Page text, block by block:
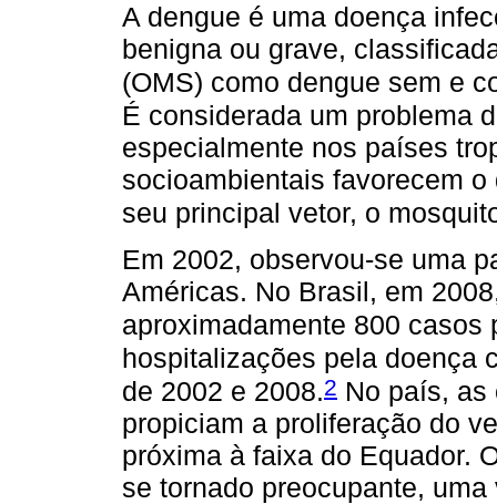
A dengue é uma doença
benigna ou grave,
(OMS) como dengue sem e
É considerada um problema
especialmente nos países
socioambientais favorecem
seu principal vetor, o
Em 2002, observou-se uma
Américas. No Brasil, em
aproximadamente 800 casos
hospitalizações pela doença
de 2002 e 2008.2 No país, as
propiciam a proliferação do
próxima à faixa do Equador.
se tornado preocupante,